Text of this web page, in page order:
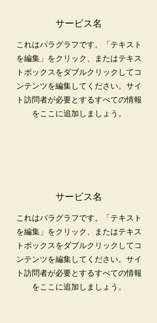
サービス名
これはパラグラフです。「テキスト
を編集」をクリック、またはテキス
トボックスをダブルクリックしてコ
ンテンツを編集してください。サイ
ト訪問者が必要とするすべての情報
をここに追加しましょう。
サービス名
これはパラグラフです。「テキスト
を編集」をクリック、またはテキス
トボックスをダブルクリックしてコ
ンテンツを編集してください。サイ
ト訪問者が必要とするすべての情報
をここに追加しましょう。